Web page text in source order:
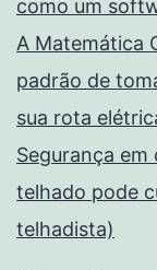
como um
A Matemática
padrão de
sua rota
Segurança
telhado pode
telhadista)